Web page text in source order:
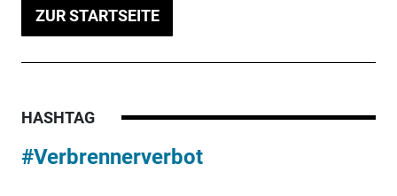
ZUR STARTSEITE
HASHTAG
#Verbrennerverbot